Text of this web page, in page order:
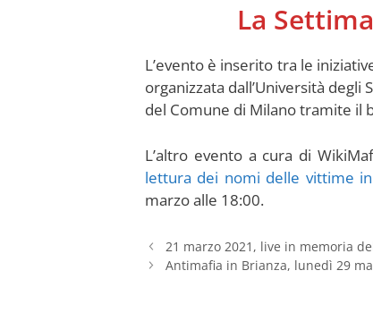
La
L’evento è inserito tra le
organizzata dall’Università
del Comune di Milano tramite il
L’altro evento a cura di
lettura dei nomi delle vittime
marzo alle 18:00.
21 marzo 2021, live in memoria
Antimafia in Brianza, lunedì 29